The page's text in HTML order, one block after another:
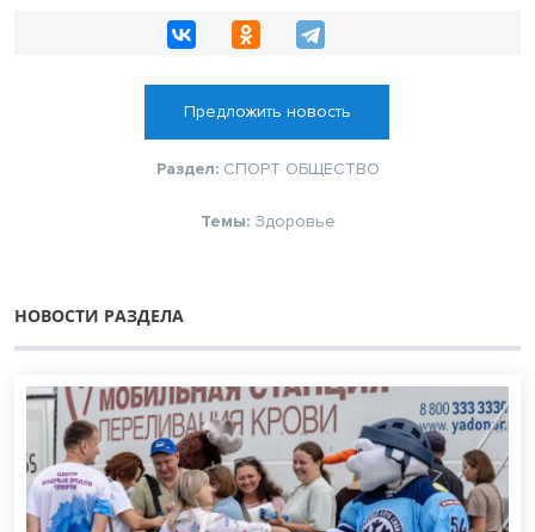
Предложить новость
Раздел: СПОРТ ОБЩЕСТВО
Темы: Здоровье
НОВОСТИ РАЗДЕЛА